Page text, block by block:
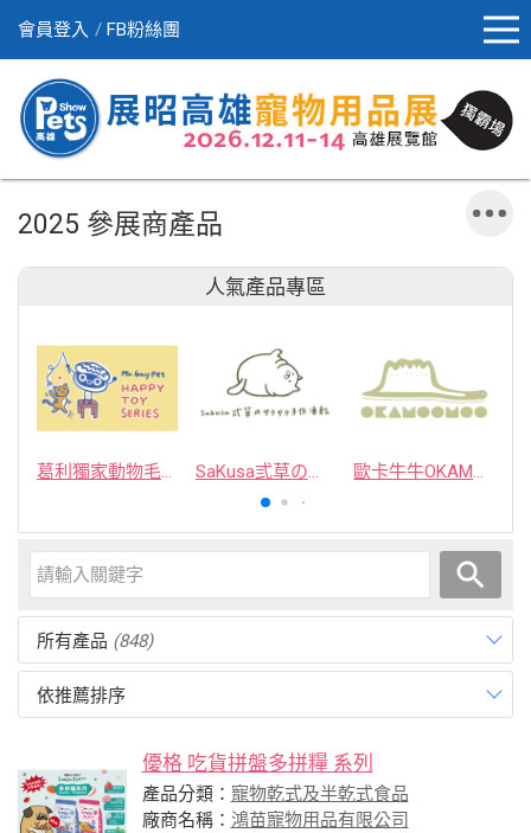
會員登入 FB粉絲團
2025 參展商產品
人氣產品專區
葛利獨家動物毛逗貓棒 SaKusa弎草のサクサク手作凍乾 歐卡牛牛OKAMOOMOO 貓草包
所有產品 (848)
依推薦排序
優格 吃貨拼盤多拼糧 系列
產品分類： 寵物乾式及半乾式食品
廠商名稱： 鴻苗寵物用品有限公司